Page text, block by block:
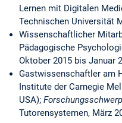
Lernen mit Digitalen
Technischen Universität
Wissenschaftlicher
Pädagogische
Oktober 2015 bis Januar
Gastwissenschaftler am
Institute der Carnegie
USA);
Tutorensystemen, März